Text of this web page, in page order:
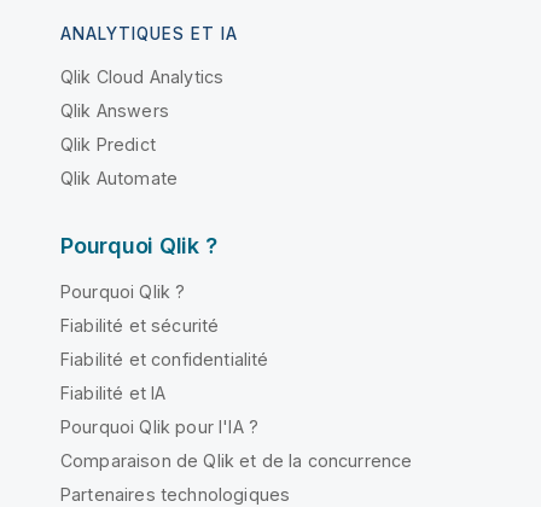
ANALYTIQUES ET IA
Qlik Cloud Analytics
Qlik Answers
Qlik Predict
Qlik Automate
Pourquoi Qlik ?
Pourquoi Qlik ?
Fiabilité et sécurité
Fiabilité et confidentialité
Fiabilité et IA
Pourquoi Qlik pour l'IA ?
Comparaison de Qlik et de la concurrence
Partenaires technologiques